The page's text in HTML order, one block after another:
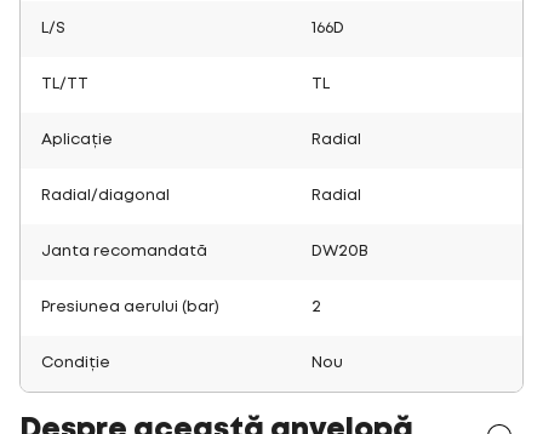
L/S 166D
TL/TT
Aplicație Radial
Radial/diagonal Radial
Janta recomandată DW20B
Presiunea aerului (bar) 2
Condiție Nou